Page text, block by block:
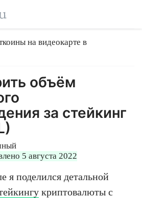
на видеокарте в
объём
за стейкинг
5 августа 2022
я поделился детальной
криптовалюты с